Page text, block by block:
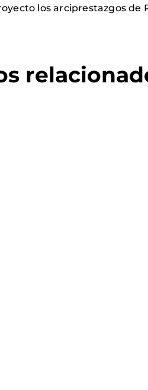
los arciprestazgos de